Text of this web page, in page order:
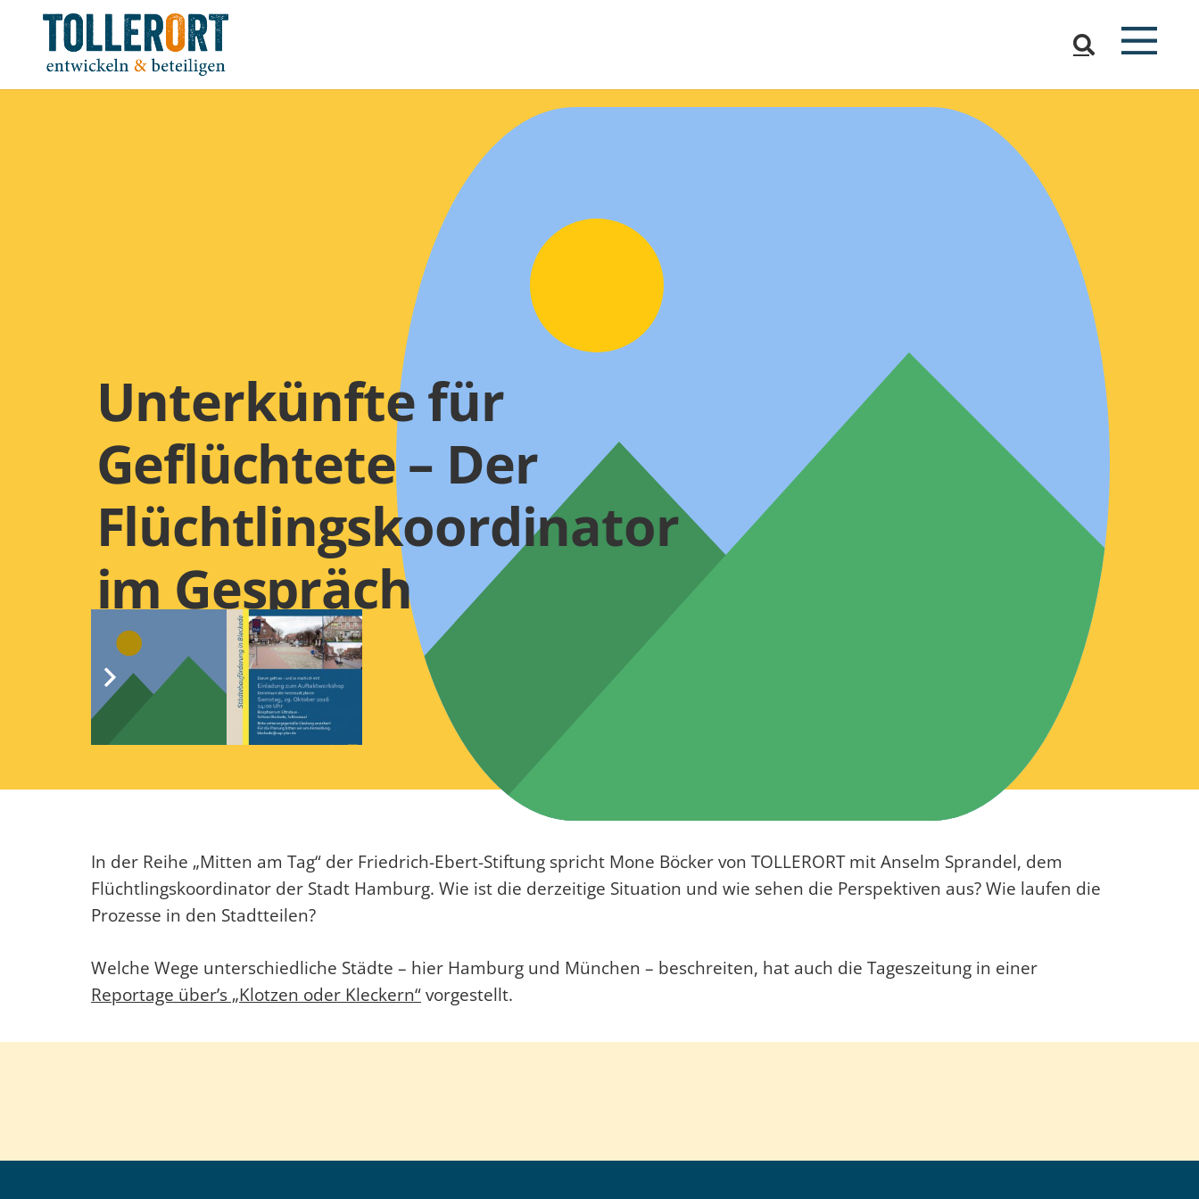
Unterkünfte für
Geflüchtete – Der
Flüchtlingskoordinator
im Gespräch
In der Reihe „Mitten am Tag“ der Friedrich-Ebert-Stiftung spricht Mone Böcker von TOLLERORT mit Anselm Sprandel, dem
Flüchtlingskoordinator der Stadt Hamburg. Wie ist die derzeitige Situation und wie sehen die Perspektiven aus? Wie laufen die
Prozesse in den Stadtteilen?
Welche Wege unterschiedliche Städte – hier Hamburg und München – beschreiten, hat auch die Tageszeitung in einer
Reportage über’s „Klotzen oder Kleckern“vorgestellt.